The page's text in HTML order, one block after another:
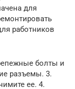
для
работников
болты и
разъемы. 3.
ее. 4.